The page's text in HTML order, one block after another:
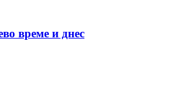
време и днес